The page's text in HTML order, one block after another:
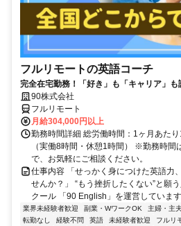
フルリモートの英語コーチ
完全在宅勤務！「好き」も「キャリア」も
90株式会社
フルリモート
月給304,000円以上
勤務時間詳細 総労働時間：1ヶ月あた
（実働8時間・休憩1時間） ※勤務時間
で、お気軽にご相談ください。
仕事内容 「せっかく身につけた英語力
せんか？」 “もう挫折したくない”と願
クール 「90 English」を運営していま
業界未経験者歓迎 副業・WワークOK 主婦・主
転勤なし
経験不問 英語 未経験者歓迎 フルリ